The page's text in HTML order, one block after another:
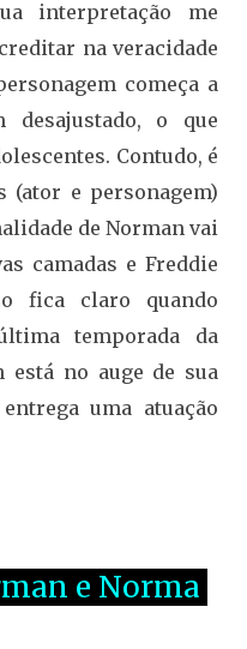
interpretação me
na veracidade
começa a
o que
Contudo, é
(ator e personagem)
de Norman vai
camadas e Freddie
fica claro quando
temporada da
está no auge de sua
uma atuação
e Norma